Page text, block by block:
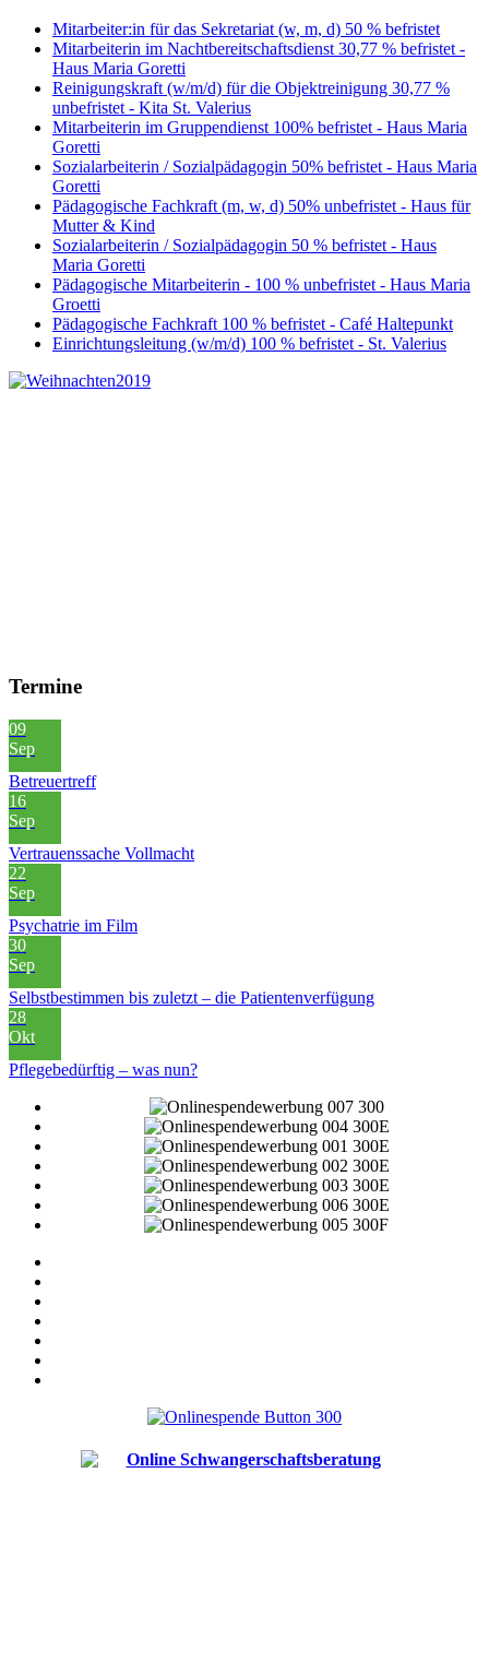
Mitarbeiter:in für das Sekretariat (w, m, d) 50 % befristet
Mitarbeiterin im Nachtbereitschaftsdienst 30,77 % befristet -
Haus Maria Goretti
Reinigungskraft (w/m/d) für die Objektreinigung 30,77 %
unbefristet - Kita St. Valerius
Mitarbeiterin im Gruppendienst 100% befristet - Haus Maria
Goretti
Sozialarbeiterin / Sozialpädagogin 50% befristet - Haus Maria
Goretti
Pädagogische Fachkraft (m, w, d) 50% unbefristet - Haus für
Mutter & Kind
Sozialarbeiterin / Sozialpädagogin 50 % befristet - Haus
Maria Goretti
Pädagogische Mitarbeiterin - 100 % unbefristet - Haus Maria
Groetti
Pädagogische Fachkraft 100 % befristet - Café Haltepunkt
Einrichtungsleitung (w/m/d) 100 % befristet - St. Valerius
Termine
09
Sep
Betreuertreff
16
Sep
Vertrauenssache Vollmacht
22
Sep
Psychatrie im Film
30
Sep
Selbstbestimmen bis zuletzt – die Patientenverfügung
28
Okt
Pflegebedürftig – was nun?